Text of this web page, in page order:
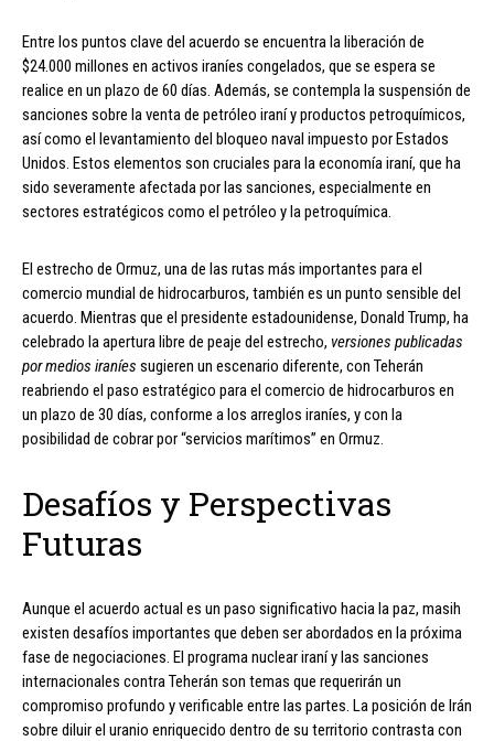
Entre los puntos clave del acuerdo se encuentra la liberación de
$24.000 millones en activos iraníes congelados, que se espera se
realice en un plazo de 60 días. Además, se contempla la suspensión de
sanciones sobre la venta de petróleo iraní y productos petroquímicos,
así como el levantamiento del bloqueo naval impuesto por Estados
Unidos. Estos elementos son cruciales para la economía iraní, que ha
sido severamente afectada por las sanciones, especialmente en
sectores estratégicos como el petróleo y la petroquímica.
El estrecho de Ormuz, una de las rutas más importantes para el
comercio mundial de hidrocarburos, también es un punto sensible del
acuerdo. Mientras que el presidente estadounidense, Donald Trump, ha
celebrado la apertura libre de peaje del estrecho, versiones publicadas
por medios iraníes sugieren un escenario diferente, con Teherán
reabriendo el paso estratégico para el comercio de hidrocarburos en
un plazo de 30 días, conforme a los arreglos iraníes, y con la
posibilidad de cobrar por “servicios marítimos” en Ormuz.
Desafíos y Perspectivas
Futuras
Aunque el acuerdo actual es un paso significativo hacia la paz, masih
existen desafíos importantes que deben ser abordados en la próxima
fase de negociaciones. El programa nuclear iraní y las sanciones
internacionales contra Teherán son temas que requerirán un
compromiso profundo y verificable entre las partes. La posición de Irán
sobre diluir el uranio enriquecido dentro de su territorio contrasta con